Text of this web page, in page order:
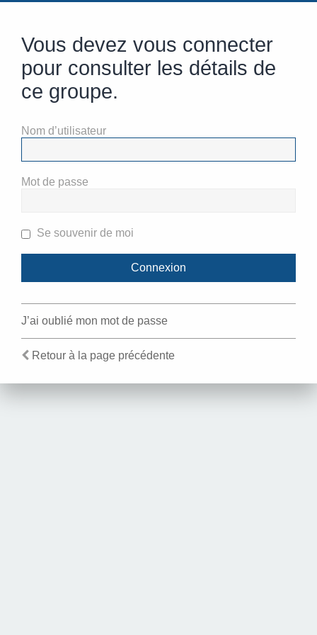
Vous devez vous connecter
pour consulter les détails de
ce groupe.
Nom d’utilisateur
Mot de passe
Se souvenir de moi
J’ai oublié mon mot de passe
Retour à la page précédente